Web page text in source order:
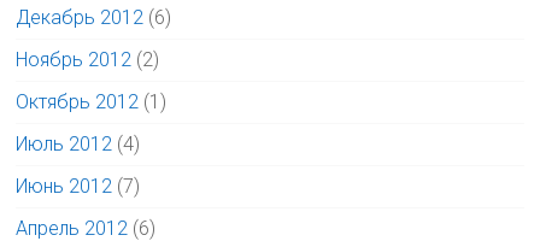
Декабрь 2012 (6)
Ноябрь 2012 (2)
Октябрь 2012 (1)
Июль 2012 (4)
Июнь 2012 (7)
Апрель 2012 (6)